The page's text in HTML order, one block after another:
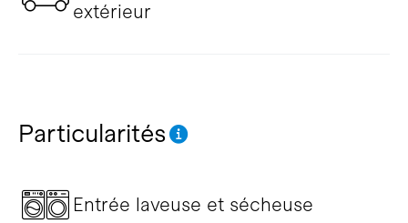
extérieur
Particularités
Entrée laveuse et sécheuse